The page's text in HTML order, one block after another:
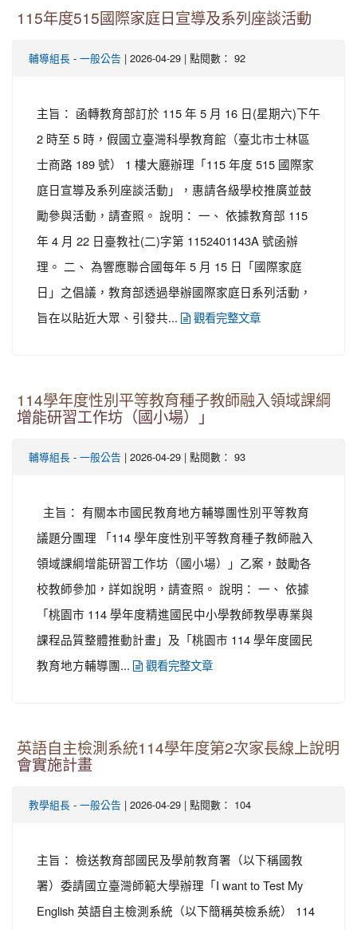
115年度515國際家庭日宣導及系列座談活動
輔導組長 - 一般公告 | 2026-04-29 | 點閱數： 92
主旨： 函轉教育部訂於 115 年 5 月 16 日(星期六)下午
2 時至 5 時，假國立臺灣科學教育館（臺北市士林區
士商路 189 號） 1 樓大廳辦理「115 年度 515 國際家
庭日宣導及系列座談活動」，惠請各級學校推廣並鼓
勵參與活動，請查照。 說明： 一、 依據教育部 115
年 4 月 22 日臺教社(二)字第 1152401143A 號函辦
理。 二、 為響應聯合國每年 5 月 15 日「國際家庭
日」之倡議，教育部透過舉辦國際家庭日系列活動，
旨在以貼近大眾、引發共...
觀看完整文章
114學年度性別平等教育種子教師融入領域課綱
增能研習工作坊（國小場）」
輔導組長 - 一般公告 | 2026-04-29 | 點閱數： 93
主旨： 有關本市國民教育地方輔導團性別平等教育
議題分團理 「114 學年度性別平等教育種子教師融入
領域課綱增能研習工作坊（國小場）」乙案，鼓勵各
校教師參加，詳如說明，請查照。 說明： 一、 依據
「桃園市 114 學年度精進國民中小學教師教學專業與
課程品質整體推動計畫」及「桃園市 114 學年度國民
教育地方輔導團...
觀看完整文章
英語自主檢測系統114學年度第2次家長線上說明
會實施計畫
教學組長 - 一般公告 | 2026-04-29 | 點閱數： 104
主旨： 檢送教育部國民及學前教育署（以下稱國教
署）委請國立臺灣師範大學辦理「I want to Test My
English 英語自主檢測系統（以下簡稱英檢系統） 114